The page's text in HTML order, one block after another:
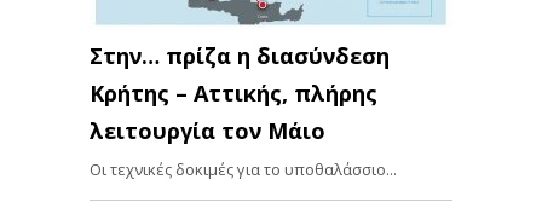
Στην… πρίζα η διασύνδεση
Κρήτης – Αττικής, πλήρης
λειτουργία τον Μάιο
Οι τεχνικές δοκιμές για το υποθαλάσσιο...